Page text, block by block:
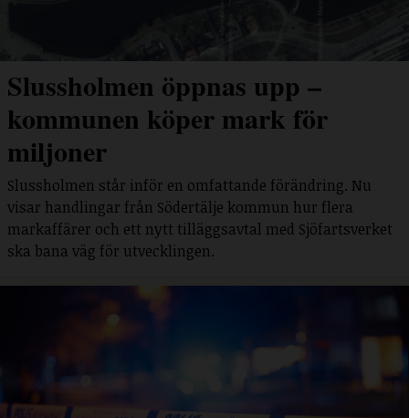
Slussholmen öppnas upp –
kommunen köper mark för
miljoner
Slussholmen står inför en omfattande förändring. Nu
visar handlingar från Södertälje kommun hur flera
markaffärer och ett nytt tilläggsavtal med Sjöfartsverket
ska bana väg för utvecklingen.